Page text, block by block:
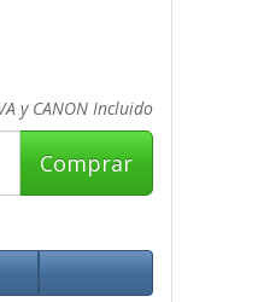
y CANON Incluido
Comprar